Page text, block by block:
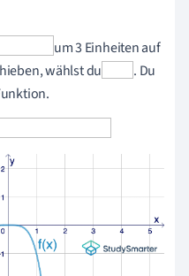
um 3 Einheiten auf
wählst du
. Du